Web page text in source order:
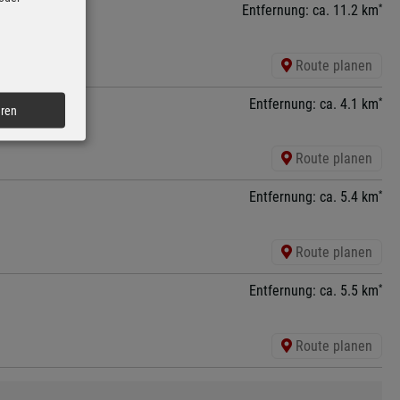
Entfernung: ca. 11.2 km*
Route planen
Entfernung: ca. 4.1 km*
Route planen
Entfernung: ca. 5.4 km*
Route planen
Entfernung: ca. 5.5 km*
Route planen